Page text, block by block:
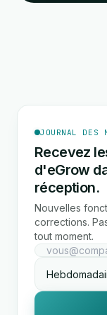
JOURNAL DES
Recevez
d'eGrow
réception.
Nouvelles
corrections.
tout moment.